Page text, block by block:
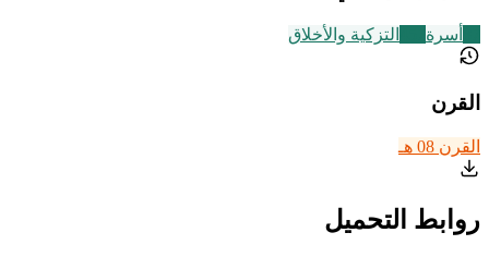
أسرة التزكية والأخلاق
القرن
القرن 08 هـ
روابط التحميل